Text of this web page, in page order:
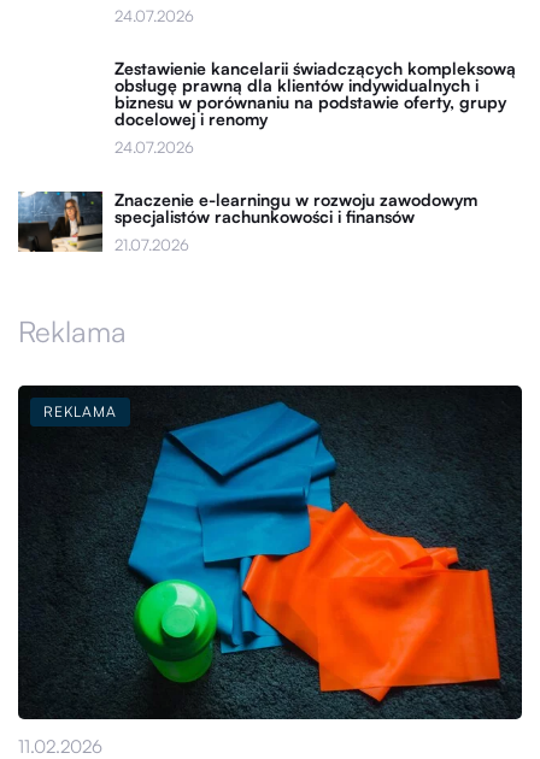
24.07.2026
Zestawienie kancelarii świadczących kompleksową
obsługę prawną dla klientów indywidualnych i
biznesu w porównaniu na podstawie oferty, grupy
docelowej i renomy
24.07.2026
Znaczenie e-learningu w rozwoju zawodowym
specjalistów rachunkowości i finansów
21.07.2026
Reklama
REKLAMA
11.02.2026